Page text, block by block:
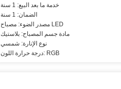
خدمة ما بعد البيع: 1 سنة
الضمان: 1 سنة
مصدر الضوء: مصباح LED
مادة جسم المصباح: بلاستيك
نوع الإنارة: شمسي
درجة حرارة اللون: RGB